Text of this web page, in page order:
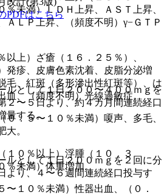
％未満）ＬＤＨ上昇、ＡＳＴ上昇、
ＡＬＰ上昇、（頻度不明）γ−ＧＴＰ
上）ざ瘡（１６．２５％）、
発疹、皮膚色素沈着、皮脂分泌増
毛、紅斑（多形滲出性紅斑等）、は
血、（頻度不明）光線過敏症。
．５〜１０％未満）嗄声、多毛、
大。
０％以上）浮腫（１０．３
％未満）体重増加。
１０％未満）性器出血、（０．
PDFはこちら
ルとして１日２００〜４００ｍｇを
２〜５日より、約４カ月間連続経口
量する。
ルとして１日２００ｍｇを２回に分
より、４〜６週間連続経口投与す